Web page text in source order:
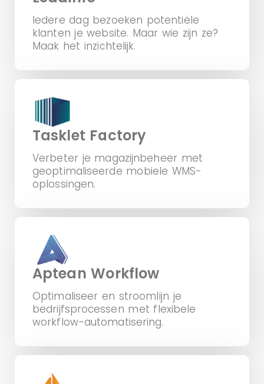
Iedere dag bezoeken potentiële
klanten je website. Maar wie zijn ze?
Maak het inzichtelijk.
Tasklet Factory
Verbeter je magazijnbeheer met
geoptimaliseerde mobiele WMS-
oplossingen.
Aptean Workflow
Optimaliseer en stroomlijn je
bedrijfsprocessen met flexibele
workflow-automatisering.